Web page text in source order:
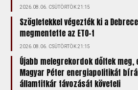
2026.08.06. CSÜTÖRTÖK 21:15
Szögletekkel végezték ki a
megmentette az ETO-t
2026.08.06. CSÜTÖRTÖK 21:15
Újabb melegrekordok dőltek meg,
Magyar Péter energiapolitikát
államtitkár távozását követeli